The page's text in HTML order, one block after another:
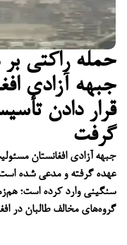
حمله راکتی بر
جبهه آزادی
قرار دادن
گرفت
جبهه آزادی افغانستان
عهده گرفته و مدعی شده است
سنگینی وارد کرده است؛
گروه‌های مخالف طالبان در